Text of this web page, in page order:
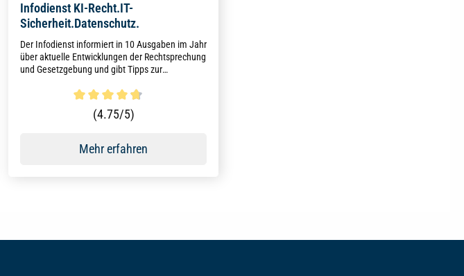
Infodienst KI-Recht.IT-
Sicherheit.Datenschutz.
Der Infodienst informiert in 10 Ausgaben im Jahr
über aktuelle Entwicklungen der Rechtsprechung
und Gesetzgebung und gibt Tipps zur
der Datenschutzvorschriften.
Durchschnittliche Bewertung von 4.8 von 5 Sternen
(4.75/5)
Mehr erfahren